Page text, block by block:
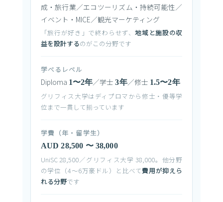
成・旅行業／エコツーリズム・持続可能性／
イベント・MICE／観光マーケティング
「旅行が好き」で終わらせず、地域と施設の収
益を設計するのがこの分野です
学べるレベル
Diploma 1〜2年／学士3年／修士 1.5〜2年
グリフィス大学はディプロマから修士・優等学
位まで一貫して揃っています
学費（年・留学生）
AUD 28,500 〜 38,000
UniSC 28,500／グリフィス大学 38,000。他分野
の学位（4〜6万豪ドル）と比べて費用が抑えら
れる分野です